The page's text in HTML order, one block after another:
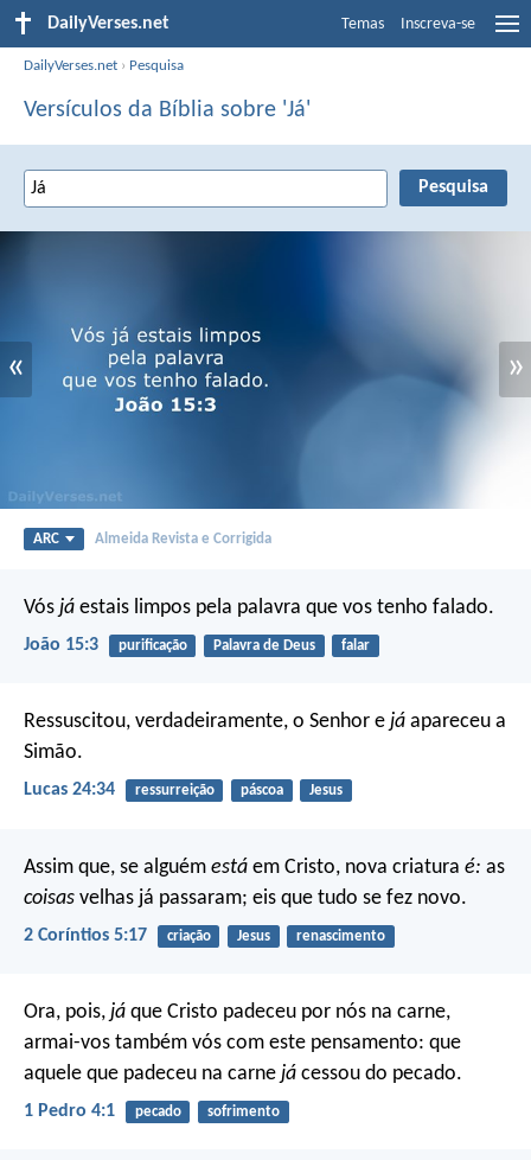
DailyVerses.net Temas Inscreva-se
DailyVerses.net › Pesquisa
Versículos da Bíblia sobre 'Já'
« »
ARC Almeida Revista e Corrigida
Vós já estais limpos pela palavra que vos tenho falado.
João 15:3 purificação Palavra de Deus falar
Ressuscitou, verdadeiramente, o Senhor e já apareceu a
Simão.
Lucas 24:34 ressurreição páscoa Jesus
Assim que, se alguém está em Cristo, nova criatura é: as
coisas velhas já passaram; eis que tudo se fez novo.
2 Coríntios 5:17 criação Jesus renascimento
Ora, pois, já que Cristo padeceu por nós na carne,
armai-vos também vós com este pensamento: que
aquele que padeceu na carne já cessou do pecado.
1 Pedro 4:1 pecado sofrimento